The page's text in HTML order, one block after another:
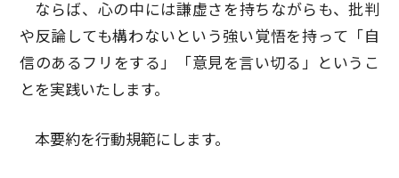
ならば、心の中には謙虚さを持ちながらも、批判
や反論しても構わないという強い覚悟を持って「自
信のあるフリをする」「意見を言い切る」というこ
とを実践いたします。
本要約を行動規範にします。